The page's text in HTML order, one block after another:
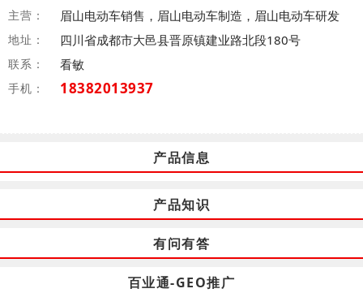
主营： 眉山电动车销售，眉山电动车制造，眉山电动车研发
地址： 四川省成都市大邑县晋原镇建业路北段180号
联系： 看敏
手机： 18382013937
产品信息
产品知识
有问有答
百业通-GEO推广